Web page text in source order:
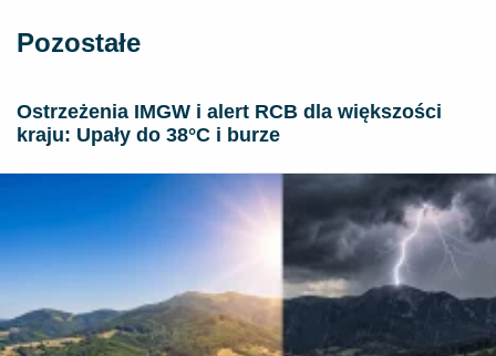
Pozostałe
Ostrzeżenia IMGW i alert RCB dla większości
kraju: Upały do 38°C i burze